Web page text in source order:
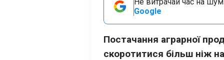
Google
Постачання аграрної
скоротитися більш ніж